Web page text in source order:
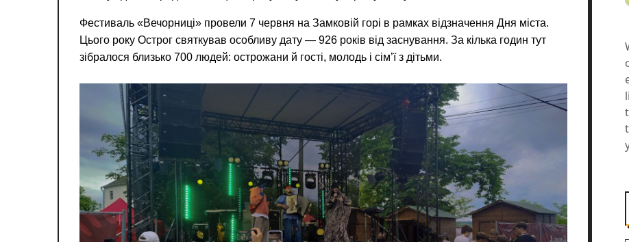
Фестиваль «Вечорниці» провели 7 червня на Замковій горі в рамках відзначення Дня міста.
Цього року Острог святкував особливу дату — 926 років від заснування. За кілька годин тут
зібралося близько 700 людей: острожани й гості, молодь і сім’ї з дітьми.